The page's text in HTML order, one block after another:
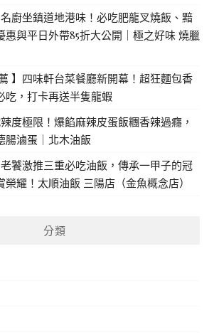
名廚坐鎮道地港味！必吃肥龍叉燒飯、黯
惠與平日外帶85折大公開｜極之好味 燒臘
】四味軒台菜餐廳新開幕！超狂麵包香
吃，打卡再送半隻龍蝦
度極限！爆餡麻辣皮蛋飯糰香辣過癮，
腸滷蛋｜北木油飯
老饕激推三重必吃油飯，傳承一甲子的冠
耀！太順油飯 三陽店（金魚概念店）
分類